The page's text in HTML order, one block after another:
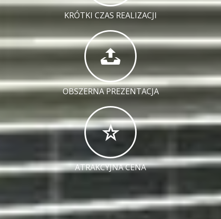
KRÓTKI CZAS REALIZACJI
OBSZERNA PREZENTACJA
ATRAKCYJNA CENA